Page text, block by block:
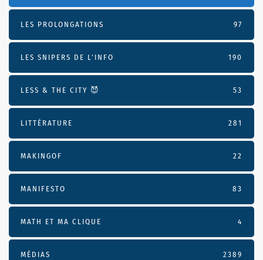
LES PROLONGATIONS 97
LES SNIPERS DE L’INFO 190
LESS & THE CITY 😈 53
LITTÉRATURE 281
MAKINGOF 22
MANIFESTO 83
MATH ET MA CLIQUE 4
MÉDIAS 2389